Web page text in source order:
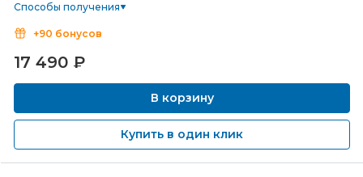
Способы получения
+90 бонусов
17 490 ₽
В корзину
Купить в один клик